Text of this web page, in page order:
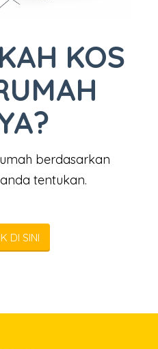
KOS
berdasarkan
tentukan.
DI SINI